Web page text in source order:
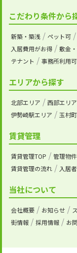
こだわり条件から
新築・築浅 ペット可
入居費用がお得
敷金
テナント
事務所利用
エリアから探す
北部エリア 西部エリア
伊勢崎駅エリア
玉村
賃貸管理
賃貸管理TOP 管理物
賃貸管理の流れ
入居
当社について
会社概要 お知らせ
街情報
採用情報 お